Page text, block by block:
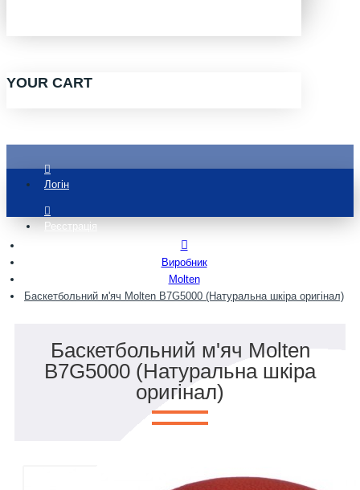
YOUR CART
Логін
Реєстрація
Виробник
Molten
Баскетбольний м'яч Molten B7G5000 (Натуральна шкіра оригінал)
Баскетбольний м'яч Molten
B7G5000 (Натуральна шкіра
оригінал)